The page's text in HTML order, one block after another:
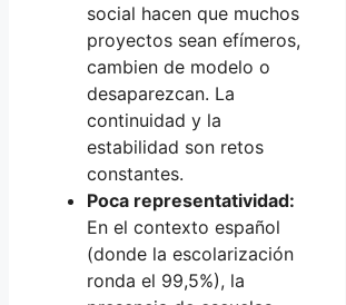
social hacen que muchos
proyectos sean efímeros,
cambien de modelo o
desaparezcan. La
continuidad y la
estabilidad son retos
constantes.
Poca representatividad:
En el contexto español
(donde la escolarización
ronda el 99,5%), la